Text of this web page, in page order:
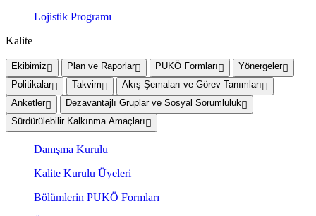
Lojistik Programı
Kalite
Ekibimiz Plan ve Raporlar PUKÖ Formları
Yönergeler
Politikalar
Takvim
Akış Şemaları ve Görev Tanımları
Anketler
Dezavantajlı Gruplar ve Sosyal Sorumluluk
Sürdürülebilir Kalkınma Amaçları
Danışma Kurulu
Kalite Kurulu Üyeleri
Bölümlerin PUKÖ Formları